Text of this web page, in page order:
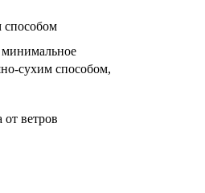
способом
минимальное
сухим способом,
ветров